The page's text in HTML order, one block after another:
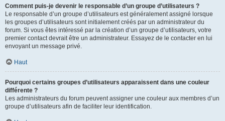
Comment puis-je devenir le responsable d’un groupe d’utilisateurs ?
Le responsable d’un groupe d’utilisateurs est généralement assigné lorsque
les groupes d’utilisateurs sont initialement créés par un administrateur du
forum. Si vous êtes intéressé par la création d’un groupe d’utilisateurs, votre
premier contact devrait être un administrateur. Essayez de le contacter en lui
envoyant un message privé.
Haut
Pourquoi certains groupes d’utilisateurs apparaissent dans une couleur
différente ?
Les administrateurs du forum peuvent assigner une couleur aux membres d’un
groupe d’utilisateurs afin de faciliter leur identification.